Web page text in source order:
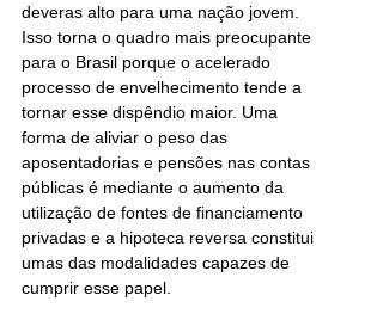
deveras alto para uma nação jovem.
Isso torna o quadro mais preocupante
para o Brasil porque o acelerado
processo de envelhecimento tende a
tornar esse dispêndio maior. Uma
forma de aliviar o peso das
aposentadorias e pensões nas contas
públicas é mediante o aumento da
utilização de fontes de financiamento
privadas e a hipoteca reversa constitui
umas das modalidades capazes de
cumprir esse papel.